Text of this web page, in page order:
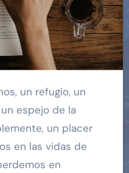
un refugio, un
espejo de la
un placer
en las vidas de
en